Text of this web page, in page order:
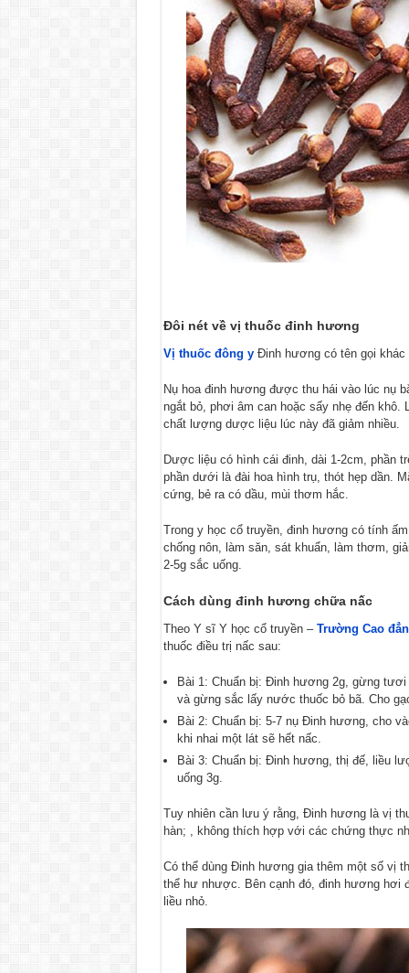
Đôi nét về vị thuốc đinh hương
Vị thuốc đông yĐinh hương có tên gọi khác
Nụ hoa đinh hương được thu hái vào lúc nụ
ngắt bỏ, phơi âm can hoặc sấy nhẹ đến
chất lượng dược liệu lúc này đã giảm nhiều.
Dược liệu có hình cái đinh, dài 1-2cm, phần
phần dưới là đài hoa hình trụ, thót hẹp dần.
cứng, bẻ ra có dầu, mùi thơm hắc.
Trong y học cổ truyền, đinh hương có tính
chống nôn, làm săn, sát khuẩn, làm thơm,
2-5g sắc uống.
Cách dùng đinh hương chữa nấc
Theo Y sĩ Y học cổ truyền – Trường Cao
thuốc điều trị nấc sau:
Bài 1: Chuẩn bị: Đinh hương 2g, gừng
và gừng sắc lấy nước thuốc bỏ bã. Cho
Bài 2: Chuẩn bị: 5-7 nụ Đinh hương, cho
khi nhai một lát sẽ hết nấc.
Bài 3: Chuẩn bị: Đinh hương, thị đế, liều
uống 3g.
Tuy nhiên cần lưu ý rằng, Đinh hương là vị
hàn; , không thích hợp với các chứng thực
Có thể dùng Đinh hương gia thêm một số vị
thể hư nhược. Bên cạnh đó, đinh hương hơi
liều nhỏ.